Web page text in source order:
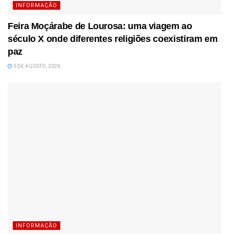
INFORMAÇÃO
Feira Moçárabe de Lourosa: uma viagem ao
século X onde diferentes religiões coexistiram em
paz
6 DE AGOSTO, 2026
INFORMAÇÃO